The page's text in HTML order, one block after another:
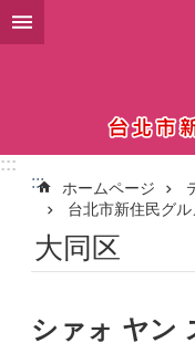
メインコンテンツブロ
:::
:::
ホームページ
台北市新住民グル
大同区
シァォ ヤン